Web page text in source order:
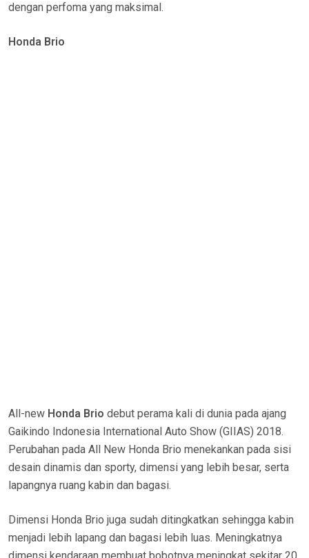
dengan perfoma yang maksimal.
Honda Brio
All-new Honda Brio debut perama kali di dunia pada ajang
Gaikindo Indonesia International Auto Show (GIIAS) 2018.
Perubahan pada All New Honda Brio menekankan pada sisi
desain dinamis dan sporty, dimensi yang lebih besar, serta
lapangnya ruang kabin dan bagasi.
Dimensi Honda Brio juga sudah ditingkatkan sehingga kabin
menjadi lebih lapang dan bagasi lebih luas. Meningkatnya